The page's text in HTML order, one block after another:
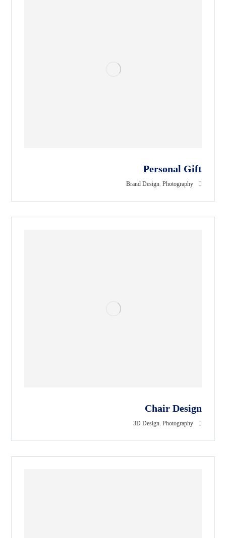
Personal Gift
Brand Design, Photography
Chair Design
3D Design, Photography